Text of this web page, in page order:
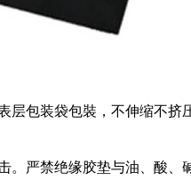
包装袋包裝，不伸缩不挤
严禁绝缘胶垫与油、酸